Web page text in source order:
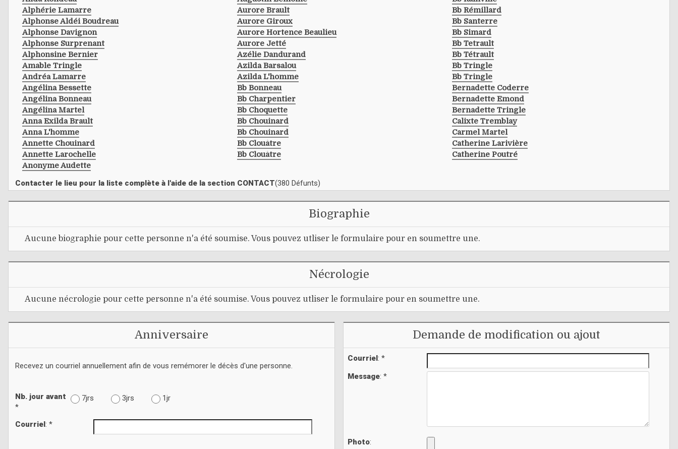
Alphérie Lamarre
Alphonse Aldéi Boudreau
Alphonse Davignon
Alphonse Surprenant
Alphonsine Bernier
Amable Tringle
Andréa Lamarre
Angélina Bessette
Angélina Bonneau
Angélina Martel
Anna Exilda Brault
Anna L'homme
Annette Chouinard
Annette Larochelle
Anonyme Audette
Aurore Brault
Aurore Giroux
Aurore Hortence Beaulieu
Aurore Jetté
Azélie Dandurand
Azilda Barsalou
Azilda L'homme
Bb Bonneau
Bb Charpentier
Bb Choquette
Bb Chouinard
Bb Chouinard
Bb Clouâtre
Bb Clouâtre
Bb Rémillard
Bb Santerre
Bb Simard
Bb Tetrault
Bb Tétrault
Bb Tringle
Bb Tringle
Bernadette Coderre
Bernadette Emond
Bernadette Tringle
Calixte Tremblay
Carmel Martel
Catherine Larivière
Catherine Poutré
Contacter le lieu pour la liste complète à l'aide de la section CONTACT(380 Défunts)
Biographie
Aucune biographie pour cette personne n'a été soumise. Vous pouvez utliser le formulaire pour en soumettre une.
Nécrologie
Aucune nécrologie pour cette personne n'a été soumise. Vous pouvez utliser le formulaire pour en soumettre une.
Anniversaire
Recevez un courriel annuellement afin de vous remémorer le décès d'une personne.
Nb. jour avant
*
7jrs 3jrs 1jr
Courriel: *
Demande de modification ou ajout
Courriel: *
Message: *
Photo: